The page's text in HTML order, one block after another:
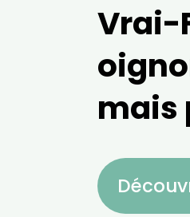
Vrai-
mais